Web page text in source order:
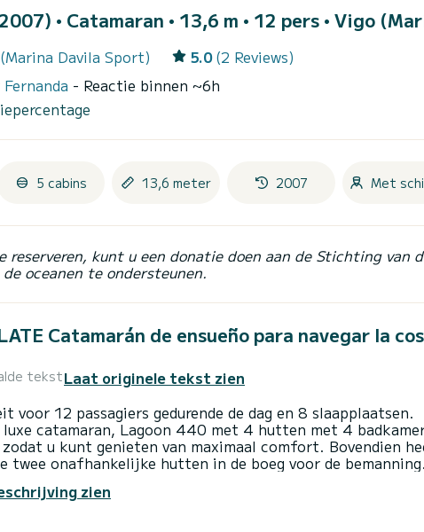
• Catamaran • 13,6 m • 12 pers • Vigo
Davila Sport) 5.0 (2 Reviews)
Fernanda - Reactie binnen ~6h
5 cabins 13,6 meter 2007 Met
reserveren, kunt u een donatie doen aan de Stichting van
oceanen te ondersteunen.
Catamarán de ensueño para navegar la
tekstLaat originele tekst zien
voor 12 passagiers gedurende de dag en 8 slaapplaatsen.
luxe catamaran, Lagoon 440 met 4 hutten met 4
u kunt genieten van maximaal comfort. Bovendien
twee onafhankelijke hutten in de boeg voor de bemanning.
alle gemakken die het tot een echt luxe hotel aan zee
zien